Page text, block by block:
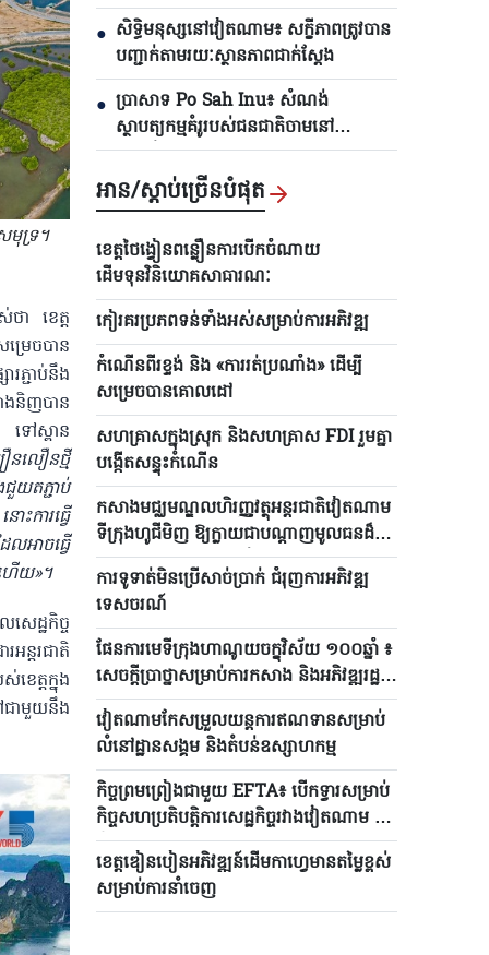
មុទ្រ។
ា ខេត្ត
េច​បាន
ភ្ជាប់នឹង​
ងនិញបាន
ទៅស្ពាន
ឿនលឿនថ្មី
យតភ្ជាប់
ការធ្វើ
ាច​ធ្វើ​
ហើយ»​។​
េដ្ឋកិច្ច​
ន្តរជាតិ
េត្តក្នុង
ជាមួយនឹង
● សិទ្ធិមនុស្សនៅវៀតណាម៖ សក្ខីភាពត្រូវបាន
បញ្ជាក់តាមរយៈស្ថានភាពជាក់ស្តែង
● ប្រាសាទ Po Sah Inu៖ សំណង់
ស្ថាបត្យកម្មគំរូរបស់ជនជាតិចាមនៅ
ខេត្តឡឹមដុង
អាន/ស្តាប់ច្រើនបំផុត
ខេត្តថៃង្វៀនពន្លឿនការ​បើក​ចំណាយ
ដើមទុនវិនិយោគសាធារណៈ
កៀរគរប្រភពទន់ទាំងអស់សម្រាប់ការអភិវឌ្ឍ
កំណើនពីរខ្ទង់ និង «ការរត់​ប្រណាំង» ដើម្បី
សម្រេចបាន​គោលដៅ
សហគ្រាសក្នុងស្រុក និងសហគ្រាស FDI រួមគ្នា
បង្កើត​សន្ទុះកំណើន
កសាងមជ្ឈមណ្ឌលហិរញ្ញវត្ថុអន្តរជាតិវៀតណាម
ទីក្រុងហូជីមិញ ឱ្យ​ក្លាយ​ជាបណ្តាញមូលធនដ៏
មានប្រសិទ្ធភាពសម្រាប់កំណើនពីរខ្ទង់នៅ​
វៀតណាម
ការទូទាត់មិនប្រើសាច់ប្រាក់ ជំរុញការអភិវឌ្ឍ
ទេសចរណ៍
ផែនការមេទីក្រុងហាណូយចក្ខុវិស័យ ១០០​ឆ្នាំ ៖
សេចក្តីប្រាថ្នាសម្រាប់ការកសាង និងអភិវឌ្ឍរដ្ឋ
ធានី
វៀតណាមកែសម្រួលយន្តការឥណទានសម្រាប់
លំនៅដ្ឋានសង្គម និងតំបន់ឧស្សាហកម្ម
កិច្ចព្រមព្រៀងជាមួយ EFTA៖ បើក​​ទ្វារសម្រាប់
កិច្ចសហប្រតិបត្តិការសេដ្ឋកិច្ចរវាងវៀតណាម និង
អឺរ៉ុប
ខេត្តឌៀនបៀន​អភិវឌ្ឍន៍ដើម​កាហ្វេមានតម្លៃខ្ពស់
សម្រាប់ការ​នាំចេញ